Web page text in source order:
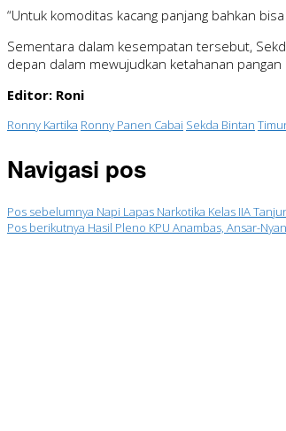
“Untuk komoditas kacang panjang bahkan
Sementara dalam kesempatan tersebut,
depan dalam mewujudkan ketahanan
Editor: Roni
Ronny Kartika Ronny Panen Cabai Sekda Bintan
Navigasi pos
Pos sebelumnya Napi Lapas Narkotika Kelas IIA
Pos berikutnya Hasil Pleno KPU Anambas, Ansar-